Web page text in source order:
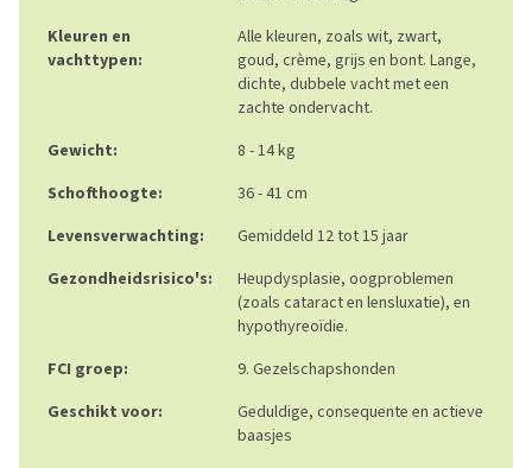
Kleuren en
vachttypen:
Alle kleuren, zoals wit, zwart,
goud, crème, grijs en bont. Lange,
dichte, dubbele vacht met een
zachte ondervacht.
Gewicht:
8 - 14 kg
Schofthoogte:
36 - 41 cm
Levensverwachting:
Gemiddeld 12 tot 15 jaar
Gezondheidsrisico's:
Heupdysplasie, oogproblemen
(zoals cataract en lensluxatie), en
hypothyreoïdie.
FCI groep:
9. Gezelschapshonden
Geschikt voor:
Geduldige, consequente en actieve
baasjes